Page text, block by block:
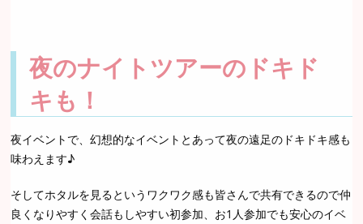
夜のナイトツアーのドキド
キも！
夜イベントで、幻想的なイベントとあって夜の遠足のドキドキ感も
味わえます♪
そしてホタルを見るというワクワク感も皆さんで共有できるので仲
良くなりやすく会話もしやすい初参加、お1人参加でも安心のイベ